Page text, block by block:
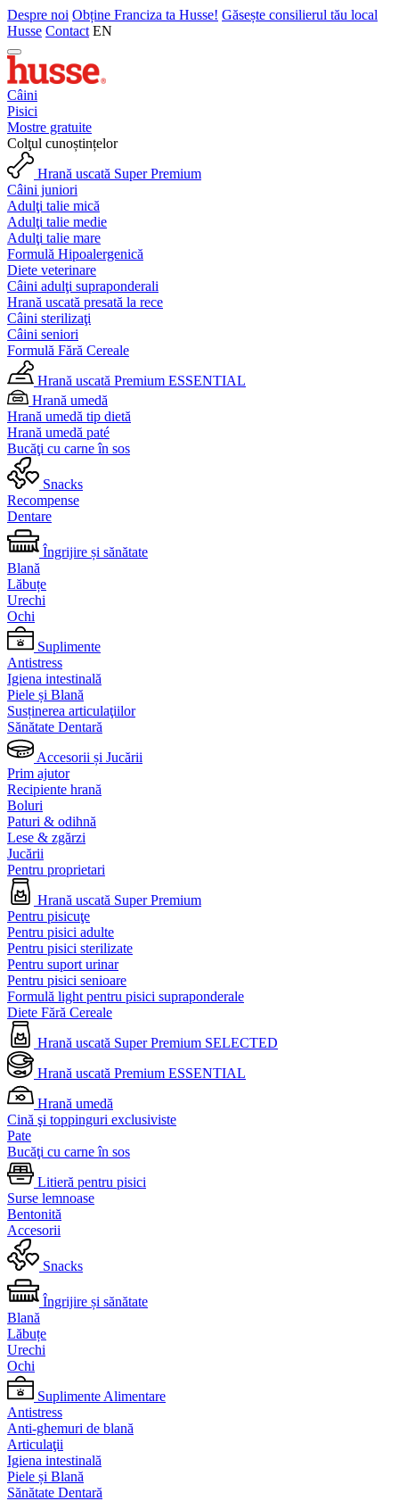
Despre noi Obține Franciza ta Husse! Găsește consilierul tău local
Husse Contact EN
Câini
Pisici
Mostre gratuite
Colţul cunoștințelor
Hrană uscată Super Premium
Câini juniori
Adulţi talie mică
Adulţi talie medie
Adulţi talie mare
Formulă Hipoalergenică
Diete veterinare
Câini adulţi supraponderali
Hrană uscată presată la rece
Câini sterilizaţi
Câini seniori
Formulă Fără Cereale
Hrană uscată Premium ESSENTIAL
Hrană umedă
Hrană umedă tip dietă
Hrană umedă paté
Bucăţi cu carne în sos
Snacks
Recompense
Dentare
Îngrijire și sănătate
Blană
Lăbuțe
Urechi
Ochi
Suplimente
Antistress
Igiena intestinală
Piele și Blană
Susținerea articulaţiilor
Sănătate Dentară
Accesorii și Jucării
Prim ajutor
Recipiente hrană
Boluri
Paturi & odihnă
Lese & zgărzi
Jucării
Pentru proprietari
Hrană uscată Super Premium
Pentru pisicuţe
Pentru pisici adulte
Pentru pisici sterilizate
Pentru suport urinar
Pentru pisici senioare
Formulă light pentru pisici supraponderale
Diete Fără Cereale
Hrană uscată Super Premium SELECTED
Hrană uscată Premium ESSENTIAL
Hrană umedă
Cină şi toppinguri exclusiviste
Pate
Bucăţi cu carne în sos
Litieră pentru pisici
Surse lemnoase
Bentonită
Accesorii
Snacks
Îngrijire și sănătate
Blană
Lăbuțe
Urechi
Ochi
Suplimente Alimentare
Antistress
Anti-ghemuri de blană
Articulaţii
Igiena intestinală
Piele și Blană
Sănătate Dentară